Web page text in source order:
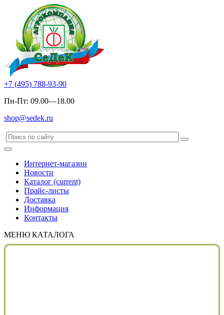
+7 (495) 788-93-90
Пн-Пт: 09.00—18.00
shop@sedek.ru
Интернет-магазин
Новости
Каталог (current)
Прайс-листы
Доставка
Информация
Контакты
МЕНЮ КАТАЛОГА